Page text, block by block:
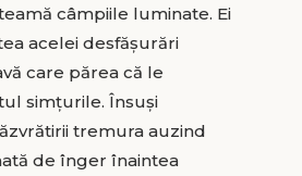
câmpiile luminate. Ei
acelei desfășurări
care părea că le
simțurile. Însuși
tremura auzind
de înger înaintea